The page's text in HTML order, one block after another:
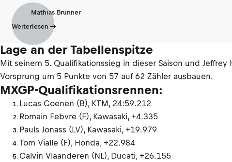
Mathias Brunner
Weiterlesen
Lage an der Tabellenspitze
Mit seinem 5. Qualifikationssieg in dieser Saison und
Vorsprung um 5 Punkte von 57 auf 62 Zähler ausbauen.
MXGP-Qualifikationsrennen:
Lucas Coenen (B), KTM, 24:59.212
Romain Febvre (F), Kawasaki, +4.335
Pauls Jonass (LV), Kawasaki, +19.979
Tom Vialle (F), Honda, +22.984
Calvin Vlaanderen (NL), Ducati, +26.155